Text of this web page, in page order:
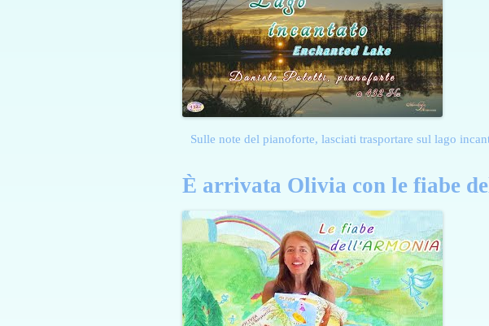
Sulle note del pianoforte, lasciati trasportare sul lago
È arrivata Olivia con le fiabe